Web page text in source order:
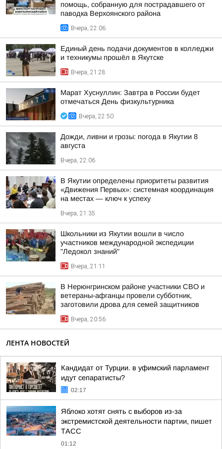
помощь, собранную для пострадавшего от
паводка Верхоянского района
Вчера, 22:06
Единый день подачи документов в колледжи
и техникумы прошёл в Якутске
Вчера, 21:28
Марат Хуснуллин: Завтра в России будет
отмечаться День физкультурника
Вчера, 22:50
Дожди, ливни и грозы: погода в Якутии 8
августа
Вчера, 22:06
В Якутии определены приоритеты развития
«Движения Первых»: системная координация
на местах — ключ к успеху
Вчера, 21:35
Школьники из Якутии вошли в число
участников международной экспедиции
"Ледокол знаний"
Вчера, 21:11
В Нерюнгринском районе участники СВО и
ветераны-афганцы провели субботник,
заготовили дрова для семей защитников
Вчера, 20:56
ЛЕНТА НОВОСТЕЙ
Кандидат от Турции. в уфимский парламент
идут сепаратисты?
02:17
Яблоко хотят снять с выборов из-за
экстремистской деятельности партии, пишет
ТАСС
01:12